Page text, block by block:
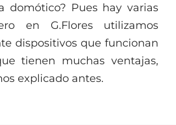
domótico? Pues hay varias
en G.Flores utilizamos
dispositivos que funcionan
tienen muchas ventajas,
explicado antes.